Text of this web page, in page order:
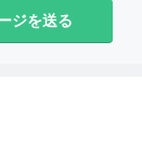
ジを送る